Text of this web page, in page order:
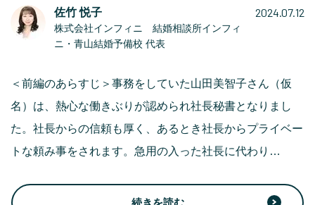
佐竹 悦子
株式会社インフィニ 結婚相談所インフィ
ニ・青山結婚予備校 代表
2024.07.12
＜前編のあらすじ＞事務をしていた山田美智子さん（仮
名）は、熱心な働きぶりが認められ社長秘書となりまし
た。社長からの信頼も厚く、あるとき社長からプライベー
トな頼み事をされます。急用の入った社長に代わり…
続きを読む